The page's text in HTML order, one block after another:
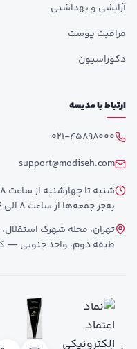
آرایشی و بهداشتی
مراقبت پوست
دکوراسیون
ارتباط با مدیسه
021-45898000
support@modiseh.com
به‌جز جمعه‌ها از ساعت 8 الی 16
طبقه دوم، واحد جنوبی — کدپستی: